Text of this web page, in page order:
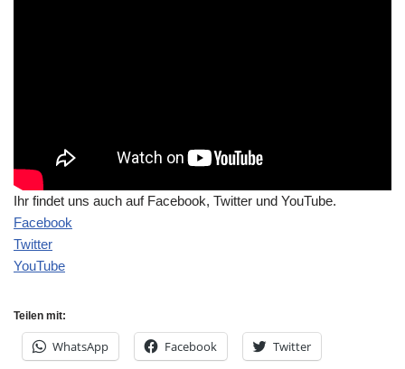
Ihr findet uns auch auf Facebook, Twitter und YouTube.
Facebook
Twitter
YouTube
Teilen mit:
WhatsApp Facebook Twitter